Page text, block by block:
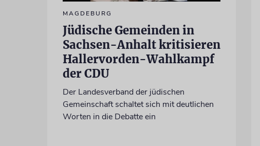
MAGDEBURG
Jüdische Gemeinden in
Sachsen-Anhalt kritisieren
Hallervorden-Wahlkampf
der CDU
Der Landesverband der jüdischen
Gemeinschaft schaltet sich mit deutlichen
Worten in die Debatte ein